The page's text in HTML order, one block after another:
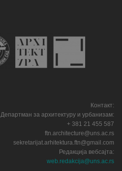
Контакт:
Департман за архитектуру и урбанизам:
+ 381 21 455 587
ftn.architecture@uns.ac.rs
sekretarijat.arhitektura.ftn@gmail.com
Редакција вебсајта:
web.redakcija@uns.ac.rs